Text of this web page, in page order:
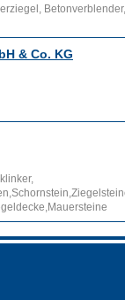
Betonverblender,
& Co. KG